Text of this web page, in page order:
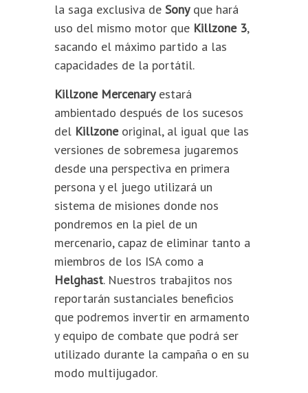
la saga exclusiva de Sonyque hará
uso del mismo motor que Killzone 3,
sacando el máximo partido a las
capacidades de la portátil.
Killzone Mercenaryestará
ambientado después de los sucesos
del Killzoneoriginal, al igual que las
versiones de sobremesa jugaremos
desde una perspectiva en primera
persona y el juego utilizará un
sistema de misiones donde nos
pondremos en la piel de un
mercenario, capaz de eliminar tanto a
miembros de los ISA como a
Helghast. Nuestros trabajitos nos
reportarán sustanciales beneficios
que podremos invertir en armamento
y equipo de combate que podrá ser
utilizado durante la campaña o en su
modo multijugador.